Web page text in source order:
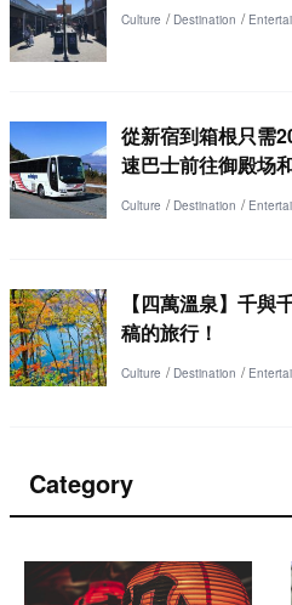
Culture Destination
從新宿到箱根只需
速巴士前往御殿场
Culture Destination
【四萬溫泉】千
稿的旅行！
Culture Destination
Category